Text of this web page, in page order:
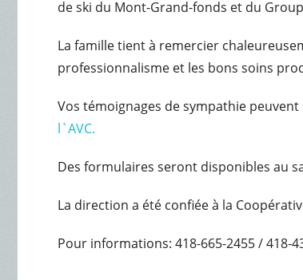
de ski du Mont-Grand-fonds et du
La famille tient à remercier
professionnalisme et les bons soins
Vos témoignages de sympathie
l`AVC.
Des formulaires seront disponibles au
La direction a été confiée à la
Pour informations: 418-665-2455 / 418-